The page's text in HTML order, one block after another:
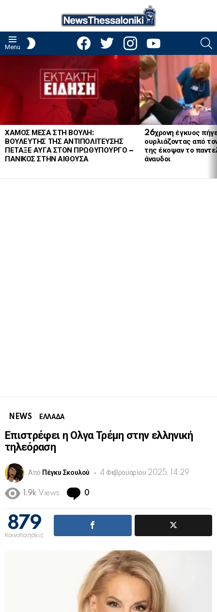
Menu
facebooktwitter instagramyoutube
ΧΑΜΟΣ ΜΕΣΑ ΣΤΗ ΒΟΥΛΗ:
ΒΟΥΛΕΥΤΗΣ ΤΗΣ ΑΝΤΙΠΟΛΙΤΕΥΣΗΣ
ΠΕΤΑΞΕ ΑΥΓΑ ΣΤΟΝ ΠΡΩΘΥΠΟΥΡΓΟ –
ΠΑΝΙΚΟΣ ΣΤΗΝ ΑΙΘΟΥΣΑ
26χρονη έγκυος
ουρλιάζοντας από
της έκοψαν το
άναυδοι
NEWS ΕΛΛΑΔΑ
Επιστρέφει η Ολγα Τρέμη στην ελληνική
τηλεόραση
Από Πέγκυ Σκουλού 4 Φεβρουαρίου 2025, 14:29
1.9k Views 0
879
Κοινοποιήσεις